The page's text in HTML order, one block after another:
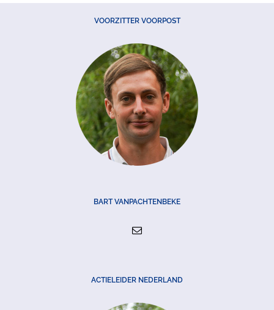
VOORZITTER VOORPOST
BART VANPACHTENBEKE
ACTIELEIDER NEDERLAND